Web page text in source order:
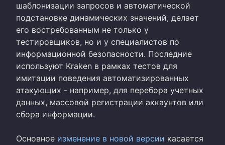
шаблонизации запросов и автоматической
подстановке динамических значений, делает
его востребованным не только у
тестировщиков, но и у специалистов по
информационной безопасности. Последние
используют Kraken в рамках тестов для
имитации поведения автоматизированных
атакующих - например, для перебора учетных
данных, массовой регистрации аккаунтов или
сбора информации.
Основное изменение в новой версии касается